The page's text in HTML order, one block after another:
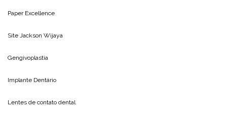
Paper Excellence
Site Jackson Wijaya
Gengivoplastia
Implante Dentário
Lentes de contato dental